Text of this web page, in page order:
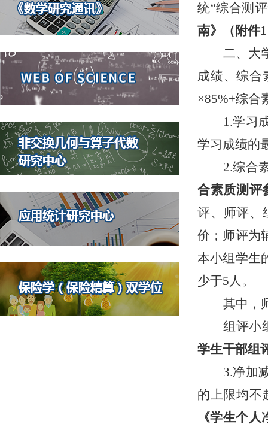
统“综合测
南》（附件
二、大
成绩、综合
×85%+综合
1.学习
学习成绩的
2.综合
合素质测评
评、师评、
价；师评为
本小组学生
少于5人。
其中，
组评小
学生干部组
3.净加
的上限均不
《学生个